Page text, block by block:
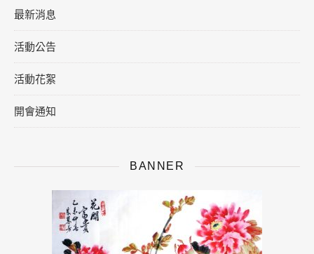
最新消息
活動公告
活動花絮
開會通知
BANNER